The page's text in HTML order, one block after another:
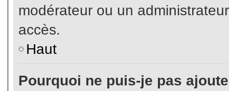
modérateur ou un
accès.
Haut
Pourquoi ne puis-je pas